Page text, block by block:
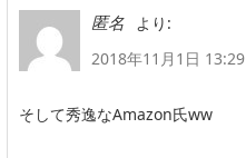
匿名
より:
2018年11月1日 13:29
そして秀逸なAmazon氏ww